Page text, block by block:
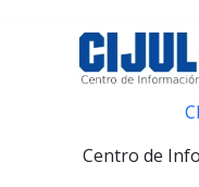
Centro de